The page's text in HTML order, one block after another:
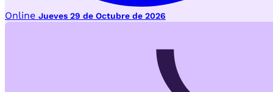
Online Jueves 29 de Octubre de 2026